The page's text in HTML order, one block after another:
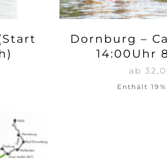
Dornburg –
14:00Uhr
ab
Enthält 19%